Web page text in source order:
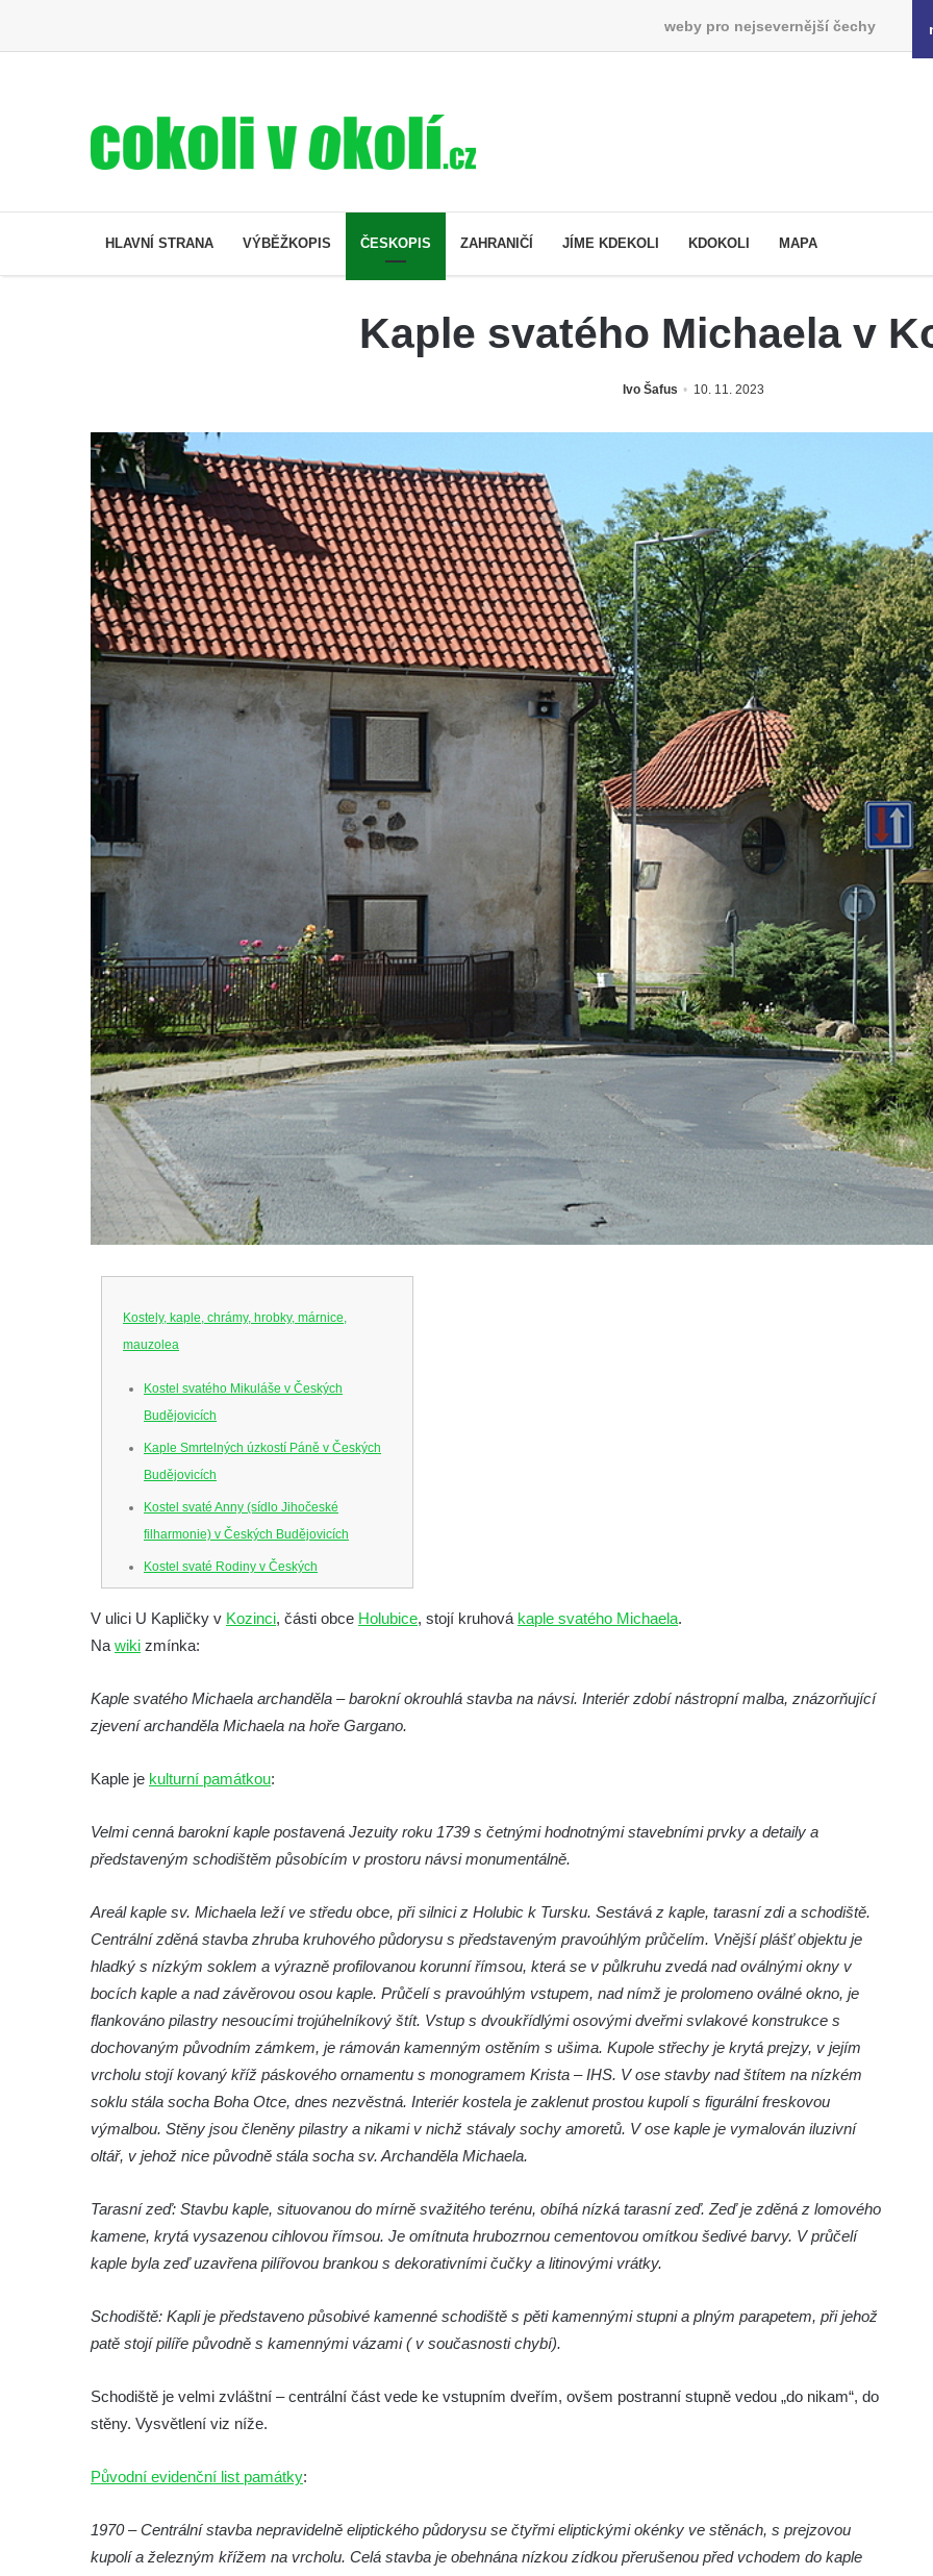
weby pro nejsevernější čechy
HLAVNÍ STRANA VÝBĚŽKOPIS ČESKOPIS ZAHRANIČÍ JÍME KDEKOLI KDOKOLI MAPA
Kaple svatého Michaela v
Ivo Šafus 10. 11. 2023
Kostely, kaple, chrámy, hrobky, márnice,
mauzolea
Kostel svatého Mikuláše v Českých
Budějovicích
Kaple Smrtelných úzkostí Páně v Českých
Budějovicích
Kostel svaté Anny (sídlo Jihočeské
filharmonie) v Českých Budějovicích
Kostel svaté Rodiny v Českých
Budějovicích
Kostel Obětování Panny Marie u kláštera
dominikánů v Českých Budějovicích
Kaple na křižovatce ulic Budějovická a
Bývalý kostel svatých Filipa a Jakuba na
Kaple na hřbitově ve Velešíně
Márnice na hřbitově ve Velešíně
Poutní areál Římov
Kostel svatého Ducha v poutním areálu
Římov
Křížová cesta Římov – XXV. kaple – Boží
hrob
Křížová cesta Římov – XXIV. kaple – Pieta
Cyrénský pomáhá Ježíši nést kříž
Křížová cesta Římov – XXI. kaple –
Popravní brána
Veronika potkává Ježíše a utírá mu do své
roušky pot z tváře
kříž nesoucí potkává Pannu Marii
Ježíše vložen kříž
Pilát
Křížová cesta Římov – XVI. kaple – U
V ulici U Kapličky v Kozinci, části obce Holubice, stojí kruhová kaple svatého Michaela.
Na wiki zmínka:
Kaple svatého Michaela archanděla – barokní okrouhlá stavba na návsi. Interiér zdobí nástropní malba, znázorňující
zjevení archanděla Michaela na hoře Gargano.
Kaple je kulturní památkou:
Velmi cenná barokní kaple postavená Jezuity roku 1739 s četnými hodnotnými stavebními prvky a detaily a
představeným schodištěm působícím v prostoru návsi monumentálně.
Areál kaple sv. Michaela leží ve středu obce, při silnici z Holubic k Tursku. Sestává z kaple, tarasní zdi a schodiště.
Centrální zděná stavba zhruba kruhového půdorysu s představeným pravoúhlým průčelím. Vnější plášť objektu je
hladký s nízkým soklem a výrazně profilovanou korunní římsou, která se v půlkruhu zvedá nad oválnými okny v
bocích kaple a nad závěrovou osou kaple. Průčelí s pravoúhlým vstupem, nad nímž je prolomeno oválné okno, je
flankováno pilastry nesoucími trojúhelníkový štít. Vstup s dvoukřídlými osovými dveřmi svlakové konstrukce s
dochovaným původním zámkem, je rámován kamenným ostěním s ušima. Kupole střechy je krytá prejzy, v jejím
vrcholu stojí kovaný kříž páskového ornamentu s monogramem Krista – IHS. V ose stavby nad štítem na nízkém
soklu stála socha Boha Otce, dnes nezvěstná. Interiér kostela je zaklenut prostou kupolí s figurální freskovou
výmalbou. Stěny jsou členěny pilastry a nikami v nichž stávaly sochy amoretů. V ose kaple je vymalován iluzivní
oltář, v jehož nice původně stála socha sv. Archanděla Michaela.
Tarasní zeď: Stavbu kaple, situovanou do mírně svažitého terénu, obíhá nízká tarasní zeď. Zeď je zděná z lomového
kamene, krytá vysazenou cihlovou římsou. Je omítnuta hrubozrnou cementovou omítkou šedivé barvy. V průčelí
kaple byla zeď uzavřena pilířovou brankou s dekorativními čučky a litinovými vrátky.
Schodiště: Kapli je představeno působivé kamenné schodiště s pěti kamennými stupni a plným parapetem, při jehož
patě stojí pilíře původně s kamennými vázami ( v současnosti chybí).
Schodiště je velmi zvláštní – centrální část vede ke vstupním dveřím, ovšem postranní stupně vedou „do nikam“, do
stěny. Vysvětlení viz níže.
Původní evidenční list památky:
1970 – Centrální stavba nepravidelně eliptického půdorysu se čtyřmi eliptickými okénky ve stěnách, s prejzovou
kupolí a železným křížem na vrcholu. Celá stavba je obehnána nízkou zídkou přerušenou před vchodem do kaple